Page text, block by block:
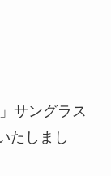
サングラス
たしまし